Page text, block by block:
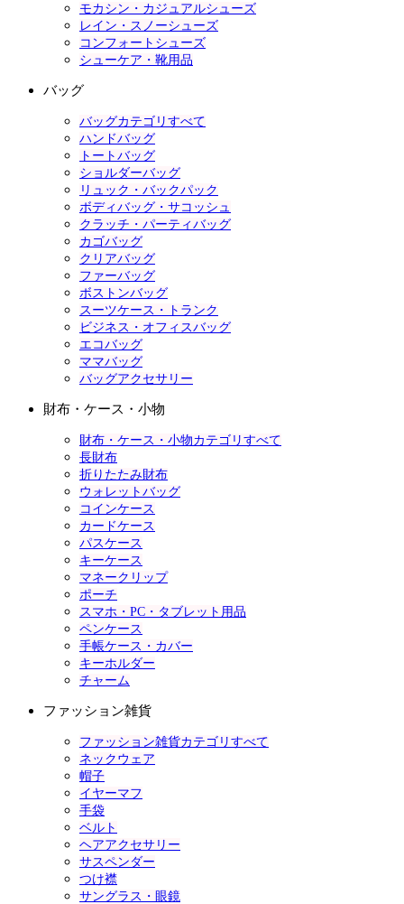
モカシン・カジュアルシューズ
レイン・スノーシューズ
コンフォートシューズ
シューケア・靴用品
バッグ
バッグカテゴリすべて
ハンドバッグ
トートバッグ
ショルダーバッグ
リュック・バックパック
ボディバッグ・サコッシュ
クラッチ・パーティバッグ
カゴバッグ
クリアバッグ
ファーバッグ
ボストンバッグ
スーツケース・トランク
ビジネス・オフィスバッグ
エコバッグ
ママバッグ
バッグアクセサリー
財布・ケース・小物
財布・ケース・小物カテゴリすべて
長財布
折りたたみ財布
ウォレットバッグ
コインケース
カードケース
パスケース
キーケース
マネークリップ
ポーチ
スマホ・PC・タブレット用品
ペンケース
手帳ケース・カバー
キーホルダー
チャーム
ファッション雑貨
ファッション雑貨カテゴリすべて
ネックウェア
帽子
イヤーマフ
手袋
ベルト
ヘアアクセサリー
サスペンダー
つけ襟
サングラス・眼鏡